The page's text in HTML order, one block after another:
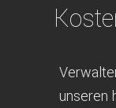
unseren